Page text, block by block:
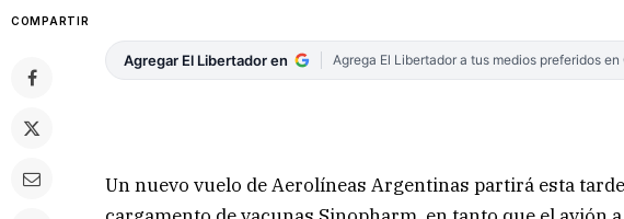
COMPARTIR
Agregar El Libertador en Agrega El Libertador a tus medios preferidos en
Un nuevo vuelo de Aerolíneas Argentinas partirá esta